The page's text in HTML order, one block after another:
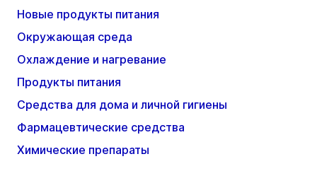
Новые продукты питания
Окружающая среда
Охлаждение и нагревание
Продукты питания
Средства для дома и личной гигиены
Фармацевтические средства
Химические препараты